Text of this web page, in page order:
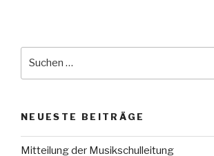
NEUESTE BEITRÄGE
Mitteilung der Musikschulleitung